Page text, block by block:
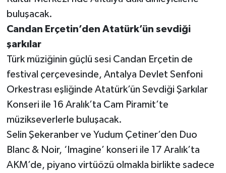
buluşacak.
Candan Erçetin’den Atatürk’ün sevdiği
şarkılar
Türk müziğinin güçlü sesi Candan Erçetin de
festival çerçevesinde, Antalya Devlet Senfoni
Orkestrası eşliğinde Atatürk’ün Sevdiği Şarkılar
Konseri ile 16 Aralık’ta Cam Piramit’te
müzikseverlerle buluşacak.
Selin Şekeranber ve Yudum Çetiner’den Duo
Blanc & Noir, ‘Imagine’ konseri ile 17 Aralık’ta
AKM’de, piyano virtüözü olmakla birlikte sadece